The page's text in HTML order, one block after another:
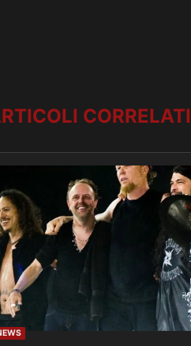
CORRELATI